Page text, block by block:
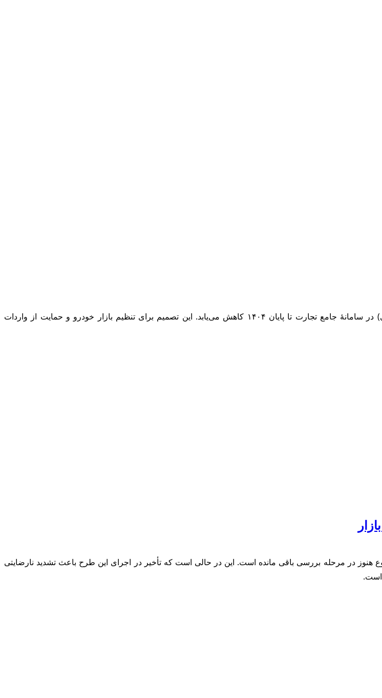
طبق تصویب‌نامهٔ هیئت وزیران سود بازرگانی خودروهای وارداتی (بنزینی، برقی و هیبریدی) در سامانهٔ جامع تجارت تا پایان ۱۴۰۴ کاهش می‌یابد. این تصمیم برای تنظیم بازار خودرو و حمایت از واردات
هنوز در مرحله بررسی باقی مانده است. این در حالی است که تأخیر در اجرای این طرح باعث تشدید نارضایتی
است.